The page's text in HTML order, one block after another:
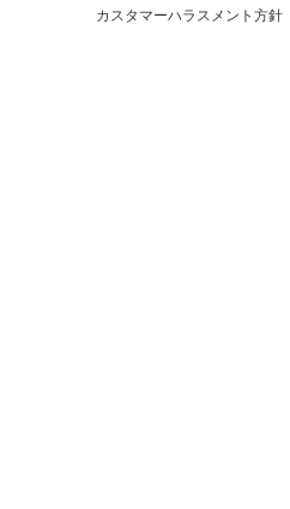
カスタマーハラスメント方針